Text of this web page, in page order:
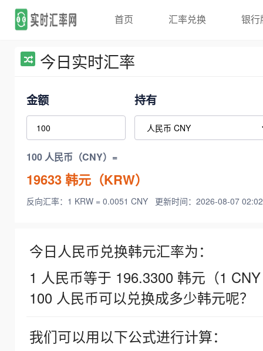
首页 汇率兑换 银行
今日实时汇率
金额 持有
100 人民币（CNY）=
19633韩元（KRW）
反向汇率：1 KRW = 0.0051 CNY 更新时间：2026-08-07
今日人民币兑换韩元汇率为：
1 人民币等于 196.3300 韩元（1
100 人民币可以兑换成多少韩元呢？
我们可以用以下公式进行计算：